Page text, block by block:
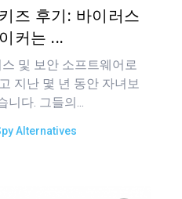
즈 후기: 바이러스
커는 ...
및 보안 소프트웨어로
지난 몇 년 동안 자녀보
니다. 그들의...
Alternatives